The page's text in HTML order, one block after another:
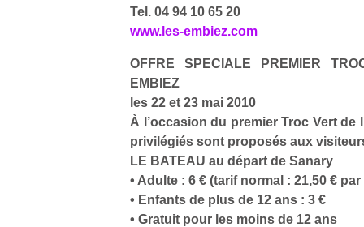
Tel. 04 94 10 65 20
www.les-embiez.com
OFFRE SPECIALE PREMIER
EMBIEZ
les 22 et 23 mai 2010
À l’occasion du premier Troc Vert de
privilégiés sont proposés aux
LE BATEAU au départ de Sanary
• Adulte : 6 € (tarif normal : 21,50 €
• Enfants de plus de 12 ans : 3 €
• Gratuit pour les moins de 12 ans